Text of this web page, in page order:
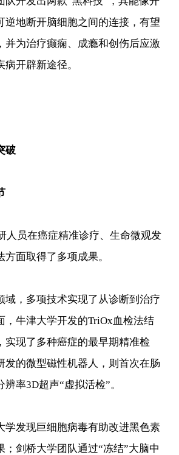
逆地断开脑细胞之间的连接，有望
并为治疗癫痫、成瘾和创伤后应激
开辟新途径。
破
人员在癌症精准诊疗、生命微观发
面取得了多项成果。
域，多项技术实现了从诊断到治疗
，牛津大学开发的TriOx血检法结
实现了多种癌症的最早期精准检
发的微型磁性机器人，则首次在肠
率3D超声“虚拟活检”。
学发现巨细胞病毒有助改进黑色素
；剑桥大学团队通过“冻结”大脑中